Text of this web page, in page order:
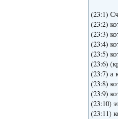
(23:1)
(23:2)
(23:3)
(23:4)
(23:5)
(23:6)
(23:7) а
(23:8)
(23:9)
(23:10)
(23:11)